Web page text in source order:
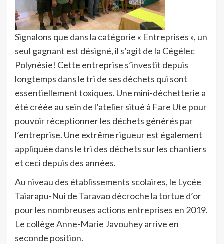
Signalons que dans la catégorie « Entreprises », un
seul gagnant est désigné, il s’agit de la Cégélec
Polynésie! Cette entreprise s’investit depuis
longtemps dans le tri de ses déchets qui sont
essentiellement toxiques. Une mini-déchetterie a
été créée au sein de l’atelier situé à Fare Ute pour
pouvoir réceptionner les déchets générés par
l’entreprise. Une extrême rigueur est également
appliquée dans le tri des déchets sur les chantiers
et ceci depuis des années.
Au niveau des établissements scolaires, le Lycée
Taiarapu-Nui de Taravao décroche la tortue d’or
pour les nombreuses actions entreprises en 2019.
Le collège Anne-Marie Javouhey arrive en
seconde position.